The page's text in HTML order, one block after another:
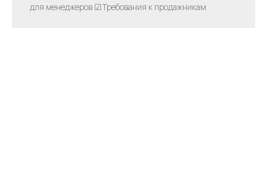
для менеджеров ☑Требования к продажникам